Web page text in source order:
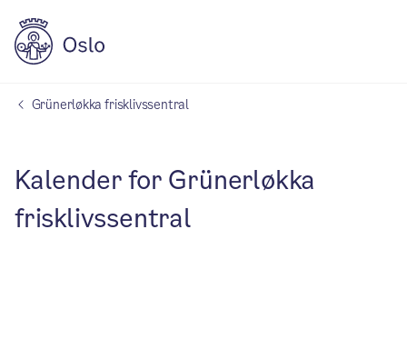
Grünerløkka frisklivssentral
Kalender for Grünerløkka
frisklivssentral